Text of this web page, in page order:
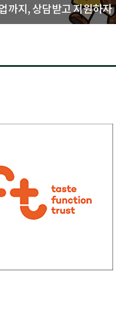
까지, 상담받고 지원하자